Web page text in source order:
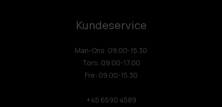
Kundeservice
Man-Ons: 09.00-15.30
Tors: 09.00-17.00
Fre: 09.00-15.30
+45 6590 4589